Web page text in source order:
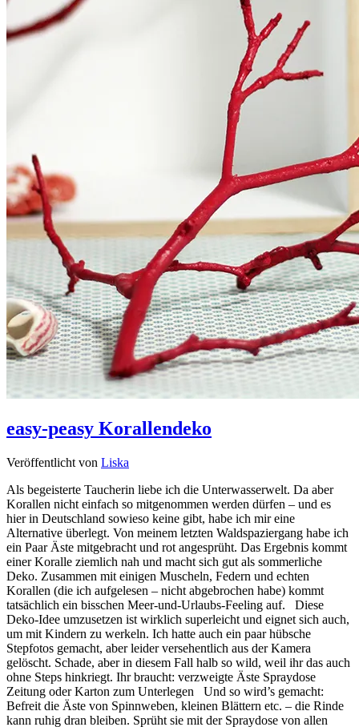
easy-peasy Korallendeko
Veröffentlicht von Liska
Als begeisterte Taucherin liebe ich die Unterwasserwelt. Da aber
Korallen nicht einfach so mitgenommen werden dürfen – und es
hier in Deutschland sowieso keine gibt, habe ich mir eine
Alternative überlegt. Von meinem letzten Waldspaziergang habe ich
ein Paar Äste mitgebracht und rot angesprüht. Das Ergebnis kommt
einer Koralle ziemlich nah und macht sich gut als sommerliche
Deko. Zusammen mit einigen Muscheln, Federn und echten
Korallen (die ich aufgelesen – nicht abgebrochen habe) kommt
tatsächlich ein bisschen Meer-und-Urlaubs-Feeling auf. Diese
Deko-Idee umzusetzen ist wirklich superleicht und eignet sich auch,
um mit Kindern zu werkeln. Ich hatte auch ein paar hübsche
Stepfotos gemacht, aber leider versehentlich aus der Kamera
gelöscht. Schade, aber in diesem Fall halb so wild, weil ihr das auch
ohne Steps hinkriegt. Ihr braucht: verzweigte Äste Spraydose
Zeitung oder Karton zum Unterlegen Und so wird’s gemacht:
Befreit die Äste von Spinnweben, kleinen Blättern etc. – die Rinde
kann ruhig dran bleiben. Sprüht sie mit der Spraydose von allen